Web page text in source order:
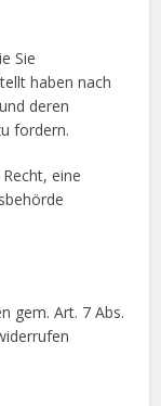
Sie
haben nach
deren
fordern.
eine
gem. Art. 7 Abs.